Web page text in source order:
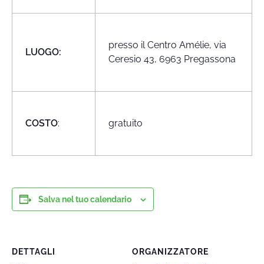
LUOGO:
presso il Centro Amélie, via
Ceresio 43, 6963 Pregassona
COSTO: gratuito
Salva nel tuo calendario
DETTAGLI
ORGANIZZATORE